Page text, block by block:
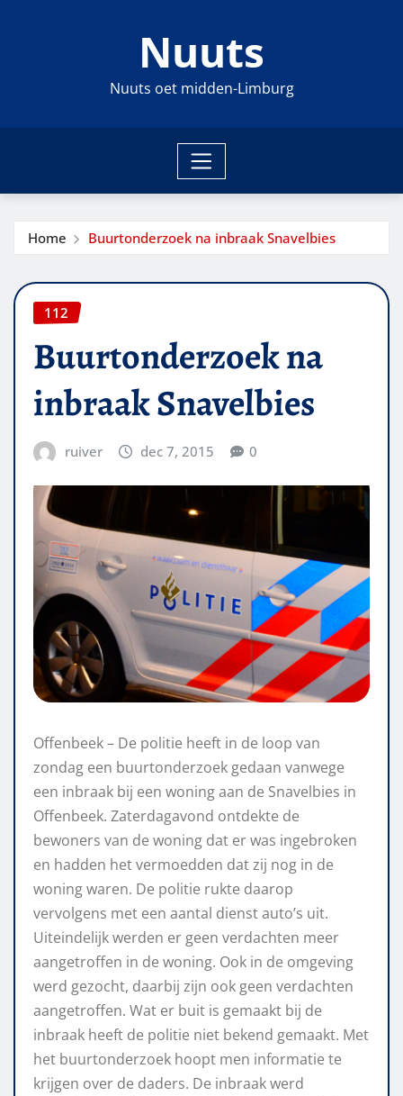
Nuuts
Nuuts oet midden-Limburg
Home Buurtonderzoek na inbraak Snavelbies
112
Buurtonderzoek na
inbraak Snavelbies
ruiver dec 7, 2015 0
Offenbeek – De politie heeft in de loop van
zondag een buurtonderzoek gedaan vanwege
een inbraak bij een woning aan de Snavelbies in
Offenbeek. Zaterdagavond ontdekte de
bewoners van de woning dat er was ingebroken
en hadden het vermoedden dat zij nog in de
woning waren. De politie rukte daarop
vervolgens met een aantal dienst auto’s uit.
Uiteindelijk werden er geen verdachten meer
aangetroffen in de woning. Ook in de omgeving
werd gezocht, daarbij zijn ook geen verdachten
aangetroffen. Wat er buit is gemaakt bij de
inbraak heeft de politie niet bekend gemaakt. Met
het buurtonderzoek hoopt men informatie te
krijgen over de daders. De inbraak werd